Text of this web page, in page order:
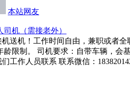
本站网友
司机（需接老外）
送机！工作时间自由，兼职或者
龄限制。 司机要求：自带车辆，会
工作人员联系 联系微信：